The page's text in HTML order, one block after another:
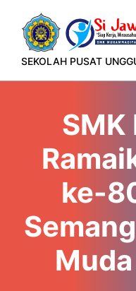
konten
SEKOLAH PUSAT
ke-